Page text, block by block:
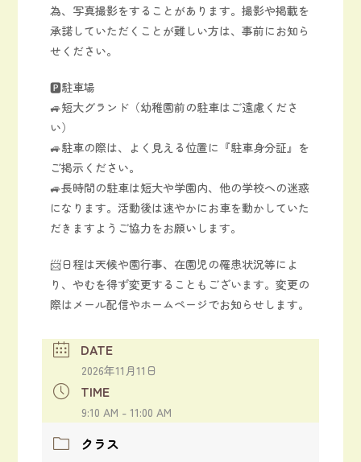
為、写真撮影をすることがあります。撮影や掲載を
承諾していただくことが難しい方は、事前にお知ら
せください。
🅿駐車場
🚙短大グランド（幼稚園前の駐車はご遠慮くださ
い）
🚙駐車の際は、よく見える位置に『駐車身分証』を
ご掲示ください。
🚙長時間の駐車は短大や学園内、他の学校への迷惑
になります。活動後は速やかにお車を動かしていた
だきますようご協力をお願いします。
📨日程は天候や園行事、在園児の罹患状況等によ
り、やむを得ず変更することもございます。変更の
際はメール配信やホームページでお知らせします。
DATE
2026年11月11日
TIME
9:10 AM - 11:00 AM
クラス